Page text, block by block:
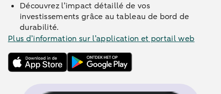
Découvrez l’impact détaillé de vos
investissements grâce au tableau de bord de
durabilité.
Plus d’information sur l’application et portail web